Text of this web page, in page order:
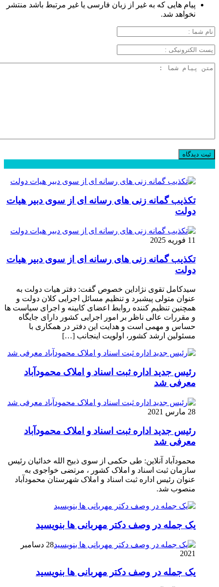
پیام هایی که به غیر از زبان فارسی یا غیر مرتبط باشد منتشر
نخواهد شد.
تکذیب گمانه زنی های رسانه ای از سوی دبیر هیات
دولت
11 فوریه 2025
تکذیب گمانه زنی های رسانه ای از سوی دبیر هیات
دولت
سیدکامل تقوی نژاداین خصوص گفت: دفتر هیات دولت به
عنوان متولی پیشبرد و تنظیم مسائل اجرایی کلان دولت و
همچنین تنظیم کننده روابط اعضای کابینه و اجرای سیاست ها
و مقررات عالی ناظر بر امور اجرایی کشور دارای جایگاه
حساس و مهمی است و هدایت این دفتر در همکاری با
مسئولین ارشد کشور، اولویت اینجانب […]
رئیس جدید اداره ثبت اسناد و املاک محمودآباد
معرفی شد
28 مارس 2021
رئیس جدید اداره ثبت اسناد و املاک محمودآباد
معرفی شد
محمودآباد آنلاین: طی حکمی از سوی ذبیح الله خدائیان رئیس
سازمان ثبت اسناد و املاک کشور ، مرتضی خواجوی به
عنوان رئیس اداره ثبت اسناد و املاک شهرستان محمودآباد
منصوب شد.
یک جمله در وصف دکتر مهربانی ها بنویسید
28 دسامبر
2021
یک جمله در وصف دکتر مهربانی ها بنویسید